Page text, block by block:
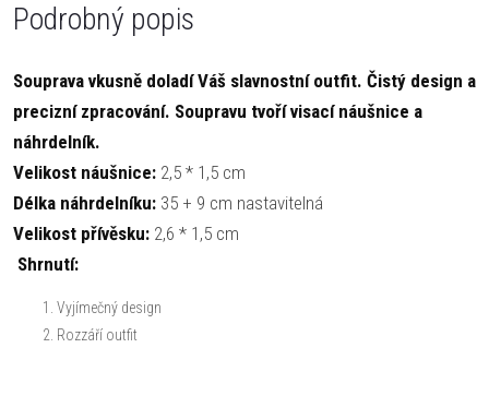
Podrobný popis
Souprava vkusně doladí Váš slavnostní outfit. Čistý design a
precizní zpracování. Soupravu tvoří visací náušnice a
náhrdelník.
Velikost náušnice: 2,5 * 1,5 cm
Délka náhrdelníku: 35 + 9 cm nastavitelná
Velikost přívěsku: 2,6 * 1,5 cm
Shrnutí:
Vyjímečný design
Rozzáří outfit